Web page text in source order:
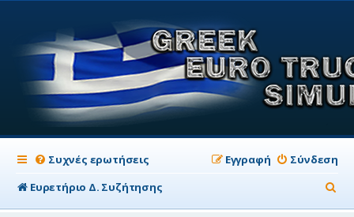
Συχνές ερωτήσεις Σύνδεση
Εγγραφή
Ευρετήριο Δ. Συζήτησης
ν